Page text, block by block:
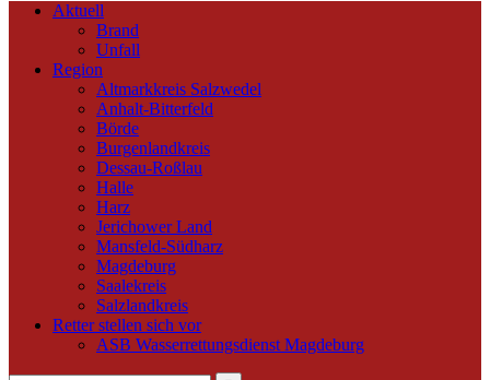
Aktuell
Brand
Unfall
Region
Altmarkkreis Salzwedel
Anhalt-Bitterfeld
Börde
Burgenlandkreis
Dessau-Roßlau
Halle
Harz
Jerichower Land
Mansfeld-Südharz
Magdeburg
Saalekreis
Salzlandkreis
Retter stellen sich vor
ASB Wasserrettungsdienst Magdeburg